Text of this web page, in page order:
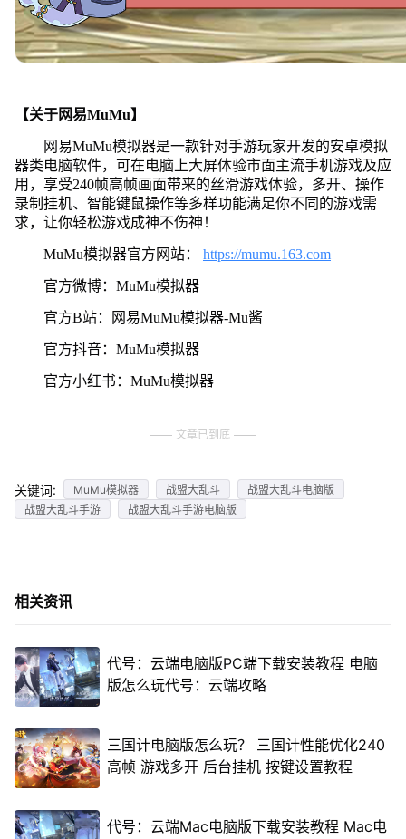
【关于网易MuMu】
网易MuMu模拟器是一款针对手游玩家开发的安卓模拟
器类电脑软件，可在电脑上大屏体验市面主流手机游戏及应
用，享受240帧高帧画面带来的丝滑游戏体验，多开、操作
录制挂机、智能键鼠操作等多样功能满足你不同的游戏需
求，让你轻松游戏成神不伤神！
MuMu模拟器官方网站： https://mumu.163.com
官方微博：MuMu模拟器
官方B站：网易MuMu模拟器-Mu酱
官方抖音：MuMu模拟器
官方小红书：MuMu模拟器
文章已到底
关键词: MuMu模拟器 战盟大乱斗
战盟大乱斗电脑版
战盟大乱斗手游
战盟大乱斗手游电脑版
相关资讯
代号：云端电脑版PC端下载安装教程 电脑
版怎么玩代号：云端攻略
三国计电脑版怎么玩？ 三国计性能优化240
高帧 游戏多开 后台挂机 按键设置教程
代号：云端Mac电脑版下载安装教程 Mac电